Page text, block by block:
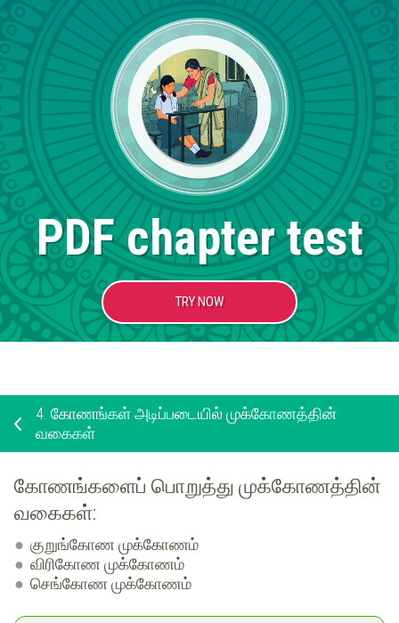
PDF chapter test
TRY NOW
4. கோணங்கள் அடிப்படையில் முக்கோணத்தின்
வகைகள்
கோணங்களைப் பொறுத்து முக்கோணத்தின்
வகைகள்:
குறுங்கோண முக்கோணம்
விரிகோண முக்கோணம்
செங்கோண முக்கோணம்